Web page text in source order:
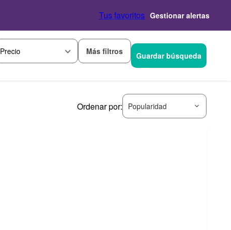
Tus favoritos Gestionar alertas
Precio Más filtros Guardar búsqueda
Ordenar por: Popularidad